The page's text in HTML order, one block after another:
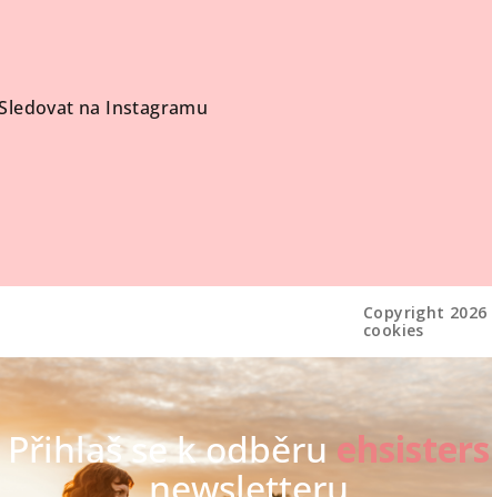
na Instagramu
Copyright 2026
cookies
Přihlaš se k odběruehsisters